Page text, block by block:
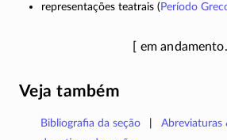
representações teatrais ( Período
Veja também
Bibliografia da seção Abreviaturas